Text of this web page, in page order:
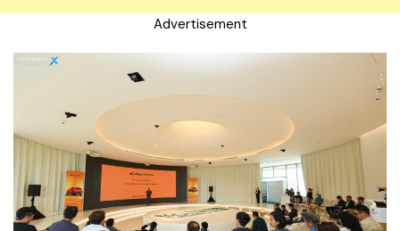
Advertisement